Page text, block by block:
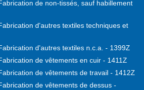
de non-tissés, sauf habillement
d'autres textiles techniques et
d'autres textiles n.c.a. - 1399Z
de vêtements en cuir - 1411Z
de vêtements de travail - 1412Z
de vêtements de dessus -